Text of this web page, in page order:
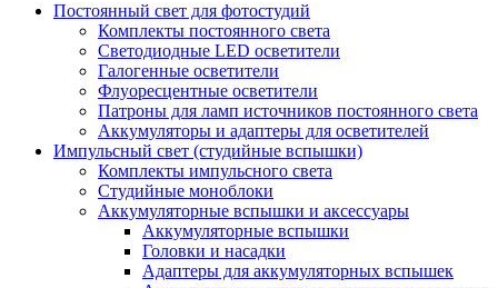
Постоянный свет для фотостудий
Комплекты постоянного света
Светодиодные LED осветители
Галогенные осветители
Флуоресцентные осветители
Патроны для ламп источников постоянного света
Аккумуляторы и адаптеры для осветителей
Импульсный свет (студийные вспышки)
Комплекты импульсного света
Студийные моноблоки
Аккумуляторные вспышки и аксессуары
Аккумуляторные вспышки
Головки и насадки
Адаптеры для аккумуляторных вспышек